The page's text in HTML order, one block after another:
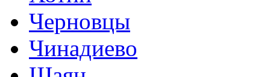
Черновцы
Чинадиево